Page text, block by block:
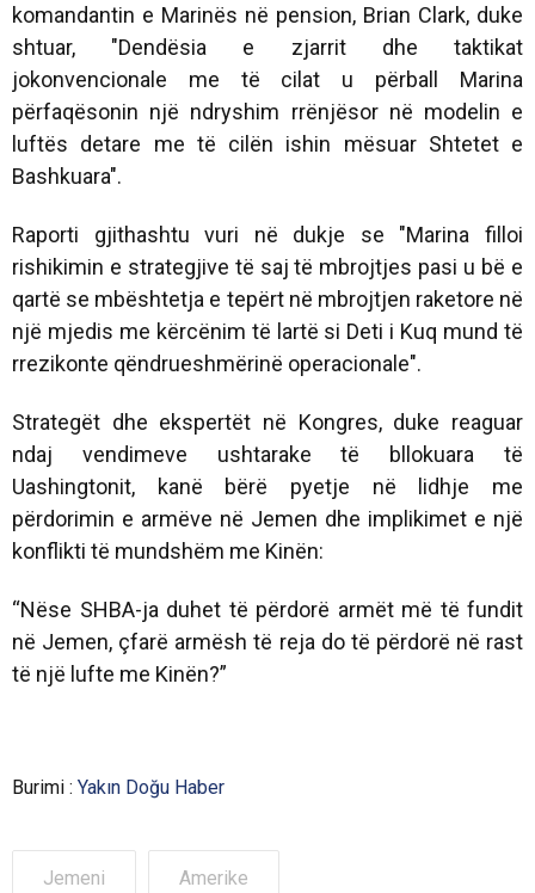
komandantin e Marinës në pension, Brian Clark, duke
shtuar, "Dendësia e zjarrit dhe taktikat
jokonvencionale me të cilat u përball Marina
përfaqësonin një ndryshim rrënjësor në modelin e
luftës detare me të cilën ishin mësuar Shtetet e
Bashkuara".
Raporti gjithashtu vuri në dukje se "Marina filloi
rishikimin e strategjive të saj të mbrojtjes pasi u bë e
qartë se mbështetja e tepërt në mbrojtjen raketore në
një mjedis me kërcënim të lartë si Deti i Kuq mund të
rrezikonte qëndrueshmërinë operacionale".
Strategët dhe ekspertët në Kongres, duke reaguar
ndaj vendimeve ushtarake të bllokuara të
Uashingtonit, kanë bërë pyetje në lidhje me
përdorimin e armëve në Jemen dhe implikimet e një
konflikti të mundshëm me Kinën:
“Nëse SHBA-ja duhet të përdorë armët më të fundit
në Jemen, çfarë armësh të reja do të përdorë në rast
të një lufte me Kinën?”
Burimi : Yakın Doğu Haber
Jemeni Amerike